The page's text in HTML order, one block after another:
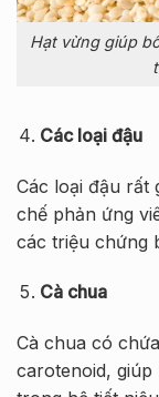
Hạt vừng giúp
Các loại đậu
Các loại đậu rất
chế phản ứng
các triệu chứng
Cà chua
Cà chua có
carotenoid, giúp